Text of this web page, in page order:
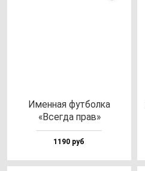
Имен­ная фут­бол­ка
«Всег­да прав»
1190 руб